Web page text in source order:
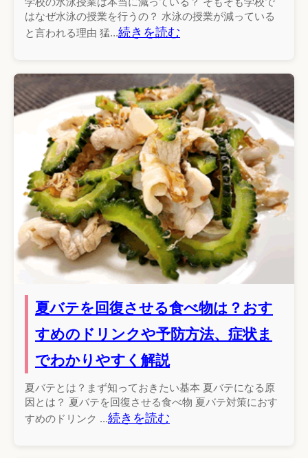
はなぜ水泳の授業を行うの？ 水泳の授業が減っている
と言われる理由 猛...続きを読む
夏バテを回復させる食べ物は？おす
すめのドリンクや予防方法、症状ま
でわかりやすく解説
夏バテとは？まず知っておきたい基本 夏バテになる原
因とは？ 夏バテを回復させる食べ物 夏バテ対策におす
すめのドリンク ...続きを読む